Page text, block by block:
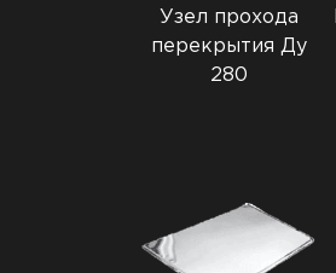
Узел прохода
перекрытия Ду
280